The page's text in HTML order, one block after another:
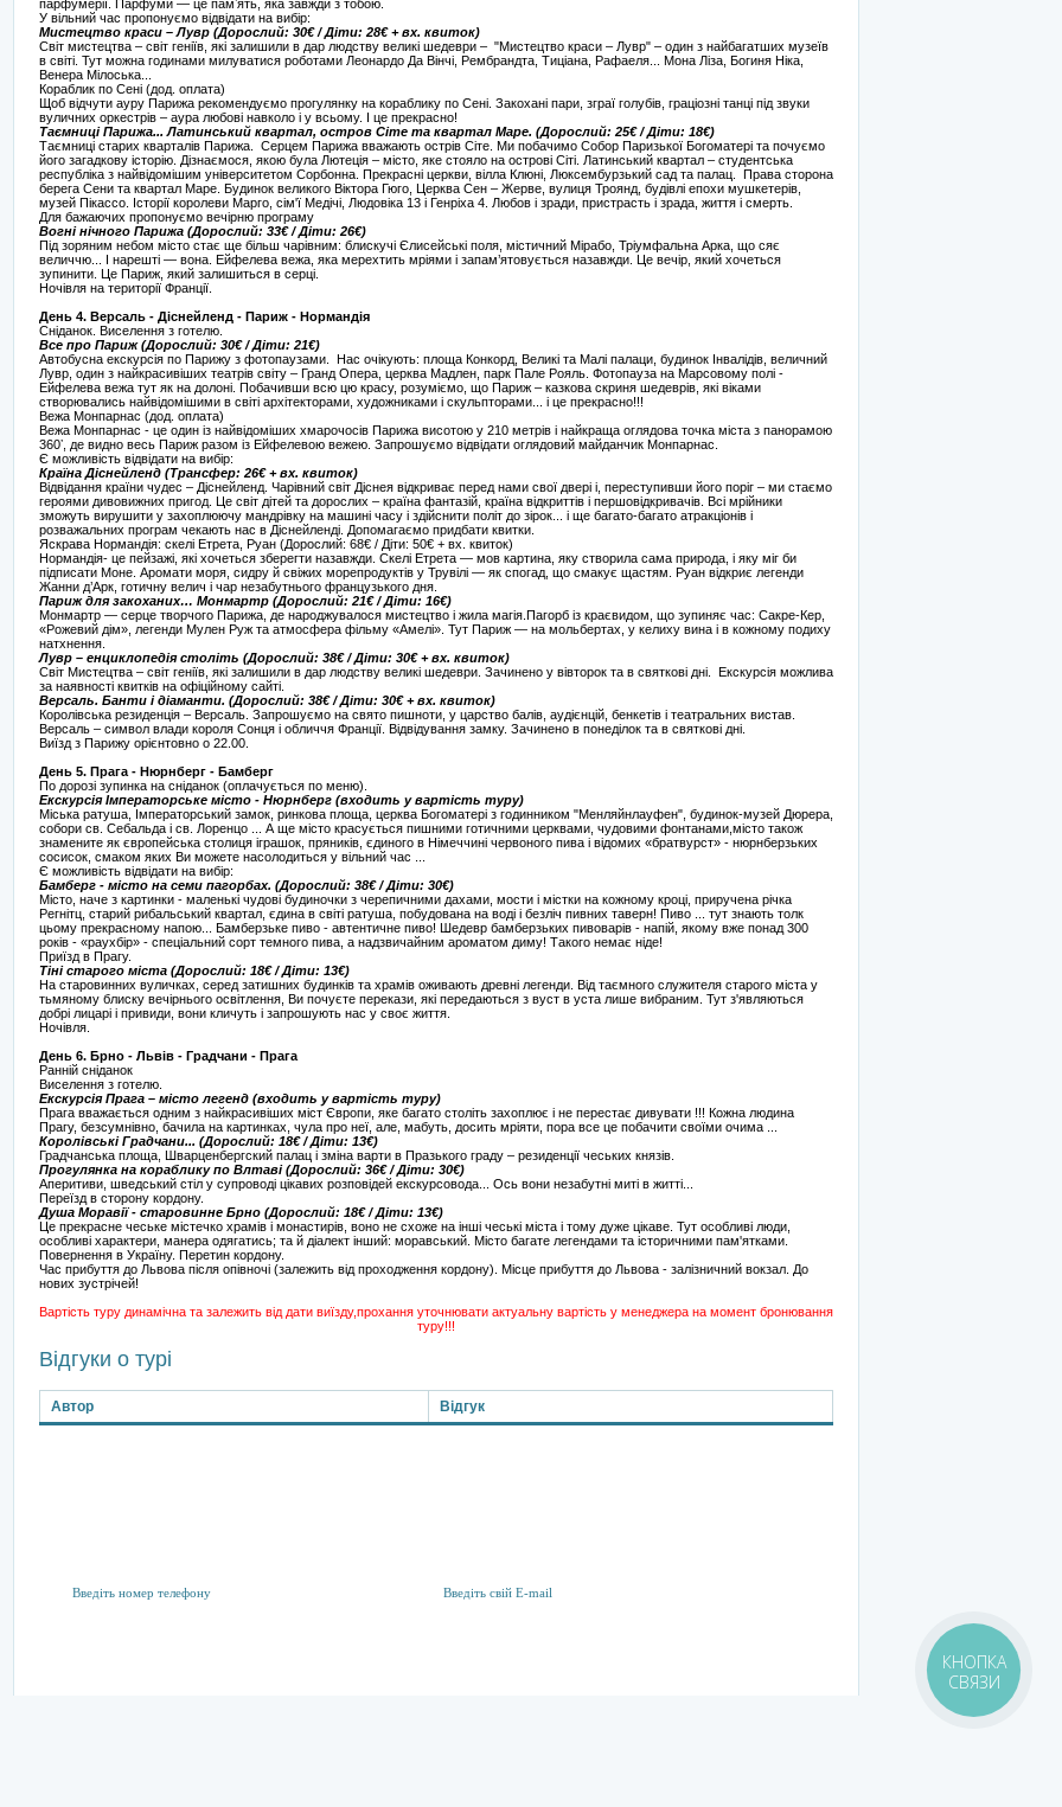
парфумерії. Парфуми — це памʼять, яка завжди з тобою.
У вільний час пропонуємо відвідати на вибір:
Мистецтво краси – Лувр (Дорослий: 30€ / Діти: 28€ + вх. квиток)
Світ мистецтва – світ геніїв, які залишили в дар людству великі шедеври – "Мистецтво краси – Лувр" – один з найбагатших музеїв
в світі. Тут можна годинами милуватися роботами Леонардо Да Вінчі, Рембрандта, Тиціана, Рафаеля... Мона Ліза, Богиня Ніка,
Венера Мілоська...
Кораблик по Сені (дод. оплата)
Щоб відчути ауру Парижа рекомендуємо прогулянку на кораблику по Сені. Закохані пари, зграї голубів, граціозні танці під звуки
вуличних оркестрів – аура любові навколо і у всьому. І це прекрасно!
Таємниці Парижа... Латинський квартал, остров Сіте та квартал Маре. (Дорослий: 25€ / Діти: 18€)
Таємниці старих кварталів Парижа. Серцем Парижа вважають острів Сіте. Ми побачимо Собор Паризької Богоматері та почуємо
його загадкову історію. Дізнаємося, якою була Лютеція – місто, яке стояло на острові Сіті. Латинський квартал – студентська
республіка з найвідомішим університетом Сорбонна. Прекрасні церкви, вілла Клюні, Люксембурзький сад та палац. Права сторона
берега Сени та квартал Маре. Будинок великого Віктора Гюго, Церква Сен – Жерве, вулиця Троянд, будівлі епохи мушкетерів,
музей Пікассо. Історії королеви Марго, сім'ї Медічі, Людовіка 13 і Генріха 4. Любов і зради, пристрасть і зрада, життя і смерть.
Для бажаючих пропонуємо вечірню програму
Вогні нічного Парижа (Дорослий: 33€ / Діти: 26€)
Під зоряним небом місто стає ще більш чарівним: блискучі Єлисейські поля, містичний Мірабо, Тріумфальна Арка, що сяє
величчю... І нарешті — вона. Ейфелева вежа, яка мерехтить мріями і запам’ятовується назавжди. Це вечір, який хочеться
зупинити. Це Париж, який залишиться в серці.
Ночівля на території Франції.
День 4. Версаль - Діснейленд - Париж - Нормандія
Сніданок. Виселення з готелю.
Все про Париж (Дорослий: 30€ / Діти: 21€)
Автобусна екскурсія по Парижу з фотопаузами. Нас очікують: площа Конкорд, Великі та Малі палаци, будинок Інвалідів, величний
Лувр, один з найкрасивіших театрів світу – Гранд Опера, церква Мадлен, парк Пале Рояль. Фотопауза на Марсовому полі -
Ейфелева вежа тут як на долоні. Побачивши всю цю красу, розуміємо, що Париж – казкова скриня шедеврів, які віками
створювались найвідомішими в світі архітекторами, художниками і скульпторами... і це прекрасно!!!
Вежа Монпарнас (дод. оплата)
Вежа Монпарнас - це один із найвідоміших хмарочосів Парижа висотою у 210 метрів і найкраща оглядова точка міста з панорамою
360ʼ, де видно весь Париж разом із Ейфелевою вежею. Запрошуємо відвідати оглядовий майданчик Монпарнас.
Є можливість відвідати на вибір:
Країна Діснейленд (Трансфер: 26€ + вх. квиток)
Відвідання країни чудес – Діснейленд. Чарівний світ Діснея відкриває перед нами свої двері і, переступивши його поріг – ми стаємо
героями дивовижних пригод. Це світ дітей та дорослих – країна фантазій, країна відкриттів і першовідкривачів. Всі мрійники
зможуть вирушити у захоплюючу мандрівку на машині часу і здійснити політ до зірок... і ще багато-багато атракціонів і
розважальних програм чекають нас в Діснейленді. Допомагаємо придбати квитки.
Яскрава Нормандія: скелі Етрета, Руан (Дорослий: 68€ / Діти: 50€ + вх. квиток)
Нормандія- це пейзажі, які хочеться зберегти назавжди. Скелі Етрета — мов картина, яку створила сама природа, і яку міг би
підписати Моне. Аромати моря, сидру й свіжих морепродуктів у Трувілі — як спогад, що смакує щастям. Руан відкриє легенди
Жанни д’Арк, готичну велич і чар незабутнього французького дня.
Париж для закоханих… Монмартр (Дорослий: 21€ / Діти: 16€)
Монмартр — серце творчого Парижа, де народжувалося мистецтво і жила магія.Пагорб із краєвидом, що зупиняє час: Сакре-Кер,
«Рожевий дім», легенди Мулен Руж та атмосфера фільму «Амелі». Тут Париж — на мольбертах, у келиху вина і в кожному подиху
натхнення.
Лувр – енциклопедія століть (Дорослий: 38€ / Діти: 30€ + вх. квиток)
Світ Мистецтва – світ геніїв, які залишили в дар людству великі шедеври. Зачинено у вівторок та в святкові дні. Екскурсія можлива
за наявності квитків на офіційному сайті.
Версаль. Банти і діаманти. (Дорослий: 38€ / Діти: 30€ + вх. квиток)
Королівська резиденція – Версаль. Запрошуємо на свято пишноти, у царство балів, аудієнцій, бенкетів і театральних вистав.
Версаль – символ влади короля Сонця і обличчя Франції. Відвідування замку. Зачинено в понеділок та в святкові дні.
Виїзд з Парижу орієнтовно о 22.00.
День 5. Прага - Нюрнберг - Бамберг
По дорозі зупинка на сніданок (оплачується по меню).
Екскурсія Імператорське місто - Нюрнберг (входить у вартість туру)
Міська ратуша, Імператорський замок, ринкова площа, церква Богоматері з годинником "Менляйнлауфен", будинок-музей Дюрера,
собори св. Себальда і св. Лоренцо ... А ще місто красується пишними готичними церквами, чудовими фонтанами,місто також
знамените як європейська столиця іграшок, пряників, єдиного в Німеччині червоного пива і відомих «братвурст» - нюрнберзьких
сосисок, смаком яких Ви можете насолодиться у вільний час ...
Є можливість відвідати на вибір:
Бамберг - місто на семи пагорбах. (Дорослий: 38€ / Діти: 30€)
Місто, наче з картинки - маленькі чудові будиночки з черепичними дахами, мости і містки на кожному кроці, приручена річка
Регнітц, старий рибальський квартал, єдина в світі ратуша, побудована на воді і безліч пивних таверн! Пиво ... тут знають толк
цьому прекрасному напою... Бамберзьке пиво - автентичне пиво! Шедевр бамберзьких пивоварів - напій, якому вже понад 300
років - «раухбір» - спеціальний сорт темного пива, а надзвичайним ароматом диму! Такого немає ніде!
Приїзд в Прагу.
Тіні старого міста (Дорослий: 18€ / Діти: 13€)
На старовинних вуличках, серед затишних будинків та храмів оживають древні легенди. Від таємного служителя старого міста у
тьмяному блиску вечірнього освітлення, Ви почуєте перекази, які передаються з вуст в уста лише вибраним. Тут з'являються
добрі лицарі і привиди, вони кличуть і запрошують нас у своє життя.
Ночівля.
День 6. Брно - Львів - Градчани - Прага
Ранній сніданок
Виселення з готелю.
Екскурсія Прага – місто легенд (входить у вартість туру)
Прага вважається одним з найкрасивіших міст Європи, яке багато століть захоплює і не перестає дивувати !!! Кожна людина
Прагу, безсумнівно, бачила на картинках, чула про неї, але, мабуть, досить мріяти, пора все це побачити своїми очима ...
Королівські Градчани... (Дорослий: 18€ / Діти: 13€)
Градчанська площа, Шварценбергский палац і зміна варти в Празького граду – резиденції чеських князів.
Прогулянка на кораблику по Влтаві (Дорослий: 36€ / Діти: 30€)
Аперитиви, шведський стіл у супроводі цікавих розповідей екскурсовода... Ось вони незабутні миті в житті...
Переїзд в сторону кордону.
Душа Моравії - старовинне Брно (Дорослий: 18€ / Діти: 13€)
Це прекрасне чеське містечко храмів і монастирів, воно не схоже на інші чеські міста і тому дуже цікаве. Тут особливі люди,
особливі характери, манера одягатись; та й діалект інший: моравський. Місто багате легендами та історичними пам'ятками.
Повернення в Україну. Перетин кордону.
Час прибуття до Львова після опівночі (залежить від проходження кордону). Місце прибуття до Львова - залізничний вокзал. До
нових зустрічей!
Вартість туру динамічна та залежить від дати виїзду,прохання уточнювати актуальну вартість у менеджера на момент бронювання
туру!!!
Відгуки о турі
Автор Відгук
КНОПКА
СВЯЗИ